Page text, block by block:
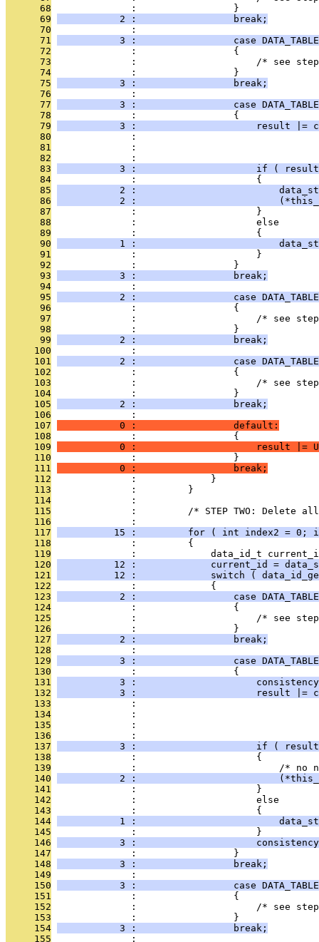
      68
              :                 }
      69
           2 :                 break;
      70
              :
      71
3 :                 case
      72
              :                 {
      73
:                     /* see
      74
              :                 }
      75
           3 :                 break;
      76
              :
      77
3 :                 case
      78
              :                 {
      79
3 :                     result |=
      80
:
      81
:
      82
:
      83
3 :                     if (
      84
              :                     {
      85
2 :
      86
2 :
      87
              :                     }
      88
              :                     else
      89
              :                     {
      90
1 :
      91
              :                     }
      92
              :                 }
      93
           3 :                 break;
      94
              :
      95
2 :                 case
      96
              :                 {
      97
:                     /* see
      98
              :                 }
      99
           2 :                 break;
     100
              :
     101
2 :                 case
     102
              :                 {
     103
:                     /* see
     104
              :                 }
     105
           2 :                 break;
     106
              :
     107
           0 :                 default:
     108
              :                 {
     109
0 :                     result |=
     110
              :                 }
     111
           0 :                 break;
     112
              :             }
     113
              :         }
     114
              :
     115
:         /* STEP TWO: Delete
     116
              :
     117
15 :         for ( int index2 = 0;
     118
              :         {
     119
:             data_id_t
     120
12 :             current_id =
     121
12 :             switch (
     122
              :             {
     123
2 :                 case
     124
              :                 {
     125
:                     /* see
     126
              :                 }
     127
           2 :                 break;
     128
              :
     129
3 :                 case
     130
              :                 {
     131
3 :
     132
3 :                     result |=
     133
:
     134
:
     135
:
     136
:
     137
3 :                     if (
     138
              :                     {
     139
:                         /* no
     140
2 :
     141
              :                     }
     142
              :                     else
     143
              :                     {
     144
1 :
     145
              :                     }
     146
3 :
     147
              :                 }
     148
           3 :                 break;
     149
              :
     150
3 :                 case
     151
              :                 {
     152
:                     /* see
     153
              :                 }
     154
           3 :                 break;
     155
              :